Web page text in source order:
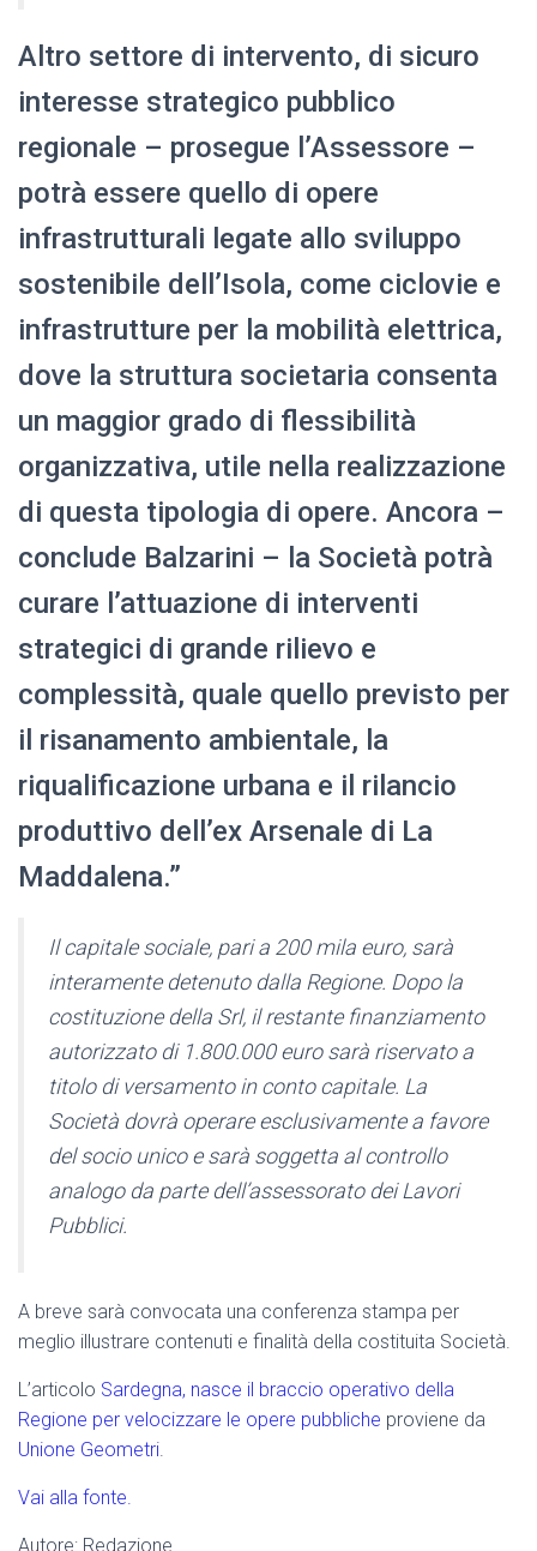
Altro settore di intervento, di sicuro
interesse strategico pubblico
regionale – prosegue l’Assessore –
potrà essere quello di opere
infrastrutturali legate allo sviluppo
sostenibile dell’Isola, come ciclovie e
infrastrutture per la mobilità elettrica,
dove la struttura societaria consenta
un maggior grado di flessibilità
organizzativa, utile nella realizzazione
di questa tipologia di opere. Ancora –
conclude Balzarini – la Società potrà
curare l’attuazione di interventi
strategici di grande rilievo e
complessità, quale quello previsto per
il risanamento ambientale, la
riqualificazione urbana e il rilancio
produttivo dell’ex Arsenale di La
Maddalena.”
Il capitale sociale, pari a 200 mila euro, sarà
interamente detenuto dalla Regione. Dopo la
costituzione della Srl, il restante finanziamento
autorizzato di 1.800.000 euro sarà riservato a
titolo di versamento in conto capitale. La
Società dovrà operare esclusivamente a favore
del socio unico e sarà soggetta al controllo
analogo da parte dell’assessorato dei Lavori
Pubblici.
A breve sarà convocata una conferenza stampa per
meglio illustrare contenuti e finalità della costituita Società.
L’articolo Sardegna, nasce il braccio operativo della
Regione per velocizzare le opere pubbliche proviene da
Unione Geometri.
Vai alla fonte.
Autore: Redazione